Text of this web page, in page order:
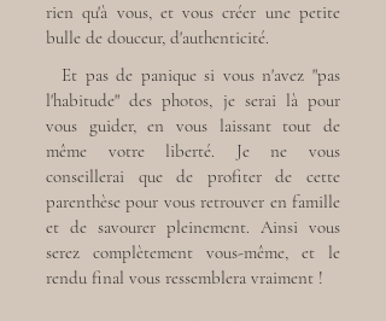
rien qu'à vous, et vous créer une petite
bulle de douceur, d'authenticité.
Et pas de panique si vous n'avez "pas
l'habitude" des photos, je serai là pour
vous guider, en vous laissant tout de
même votre liberté. Je ne vous
conseillerai que de profiter de cette
parenthèse pour vous retrouver en famille
et de savourer pleinement. Ainsi vous
serez complètement vous-même, et le
rendu final vous ressemblera vraiment !